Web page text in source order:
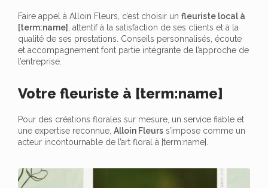
Faire appel à Alloin Fleurs, c’est choisir un fleuriste local à
[term:name]
, attentif à la satisfaction de ses clients et à la
qualité de ses prestations. Conseils personnalisés, écoute
et accompagnement font partie intégrante de l’approche de
l’entreprise.
Votre fleuriste à [term:name]
Pour des créations florales sur mesure, un service fiable et
une expertise reconnue, Alloin Fleurs s’impose comme un
acteur incontournable de l’art floral à [term:name].